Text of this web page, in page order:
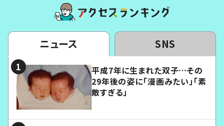
ニュース SNS
平成7年に生まれた双子…その
29年後の姿に「漫画みたい」「素
敵すぎる」